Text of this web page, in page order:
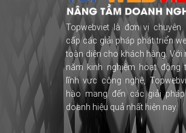
Topwebviet là đơn vị chuyên
cấp các giải pháp phát triển
toàn diện cho khách hàng. Với
năm kinh nghiệm hoạt động
lĩnh vực công nghệ,
hào mang đến các giải
doanh hiệu quả nhất hiện nay.